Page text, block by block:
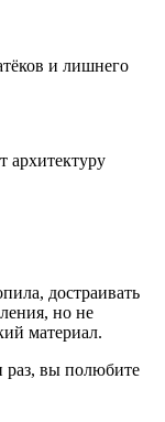
и лишнего
архитектуру
достраивать
но не
материал.
раз, вы полюбите